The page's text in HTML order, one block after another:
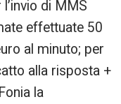
di MMS
effettuate 50
al minuto; per
alla risposta +
la